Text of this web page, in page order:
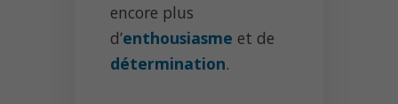
encore plus
d’enthousiasme et de
détermination.